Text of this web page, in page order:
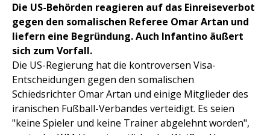
Die US-Behörden reagieren auf das Einreiseverbot
gegen den somalischen Referee Omar Artan und
liefern eine Begründung. Auch Infantino äußert
sich zum Vorfall.
Die US-Regierung hat die kontroversen Visa-
Entscheidungen gegen den somalischen
Schiedsrichter Omar Artan und einige Mitglieder des
iranischen Fußball-Verbandes verteidigt. Es seien
"keine Spieler und keine Trainer abgelehnt worden",